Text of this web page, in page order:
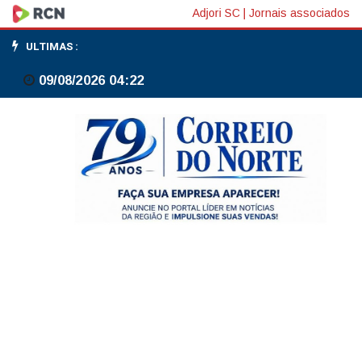
Exército
entrega
armas
Bolsonaro
Adjori SC Jornais associados
ULTIMAS :
09/08/2026 04:22